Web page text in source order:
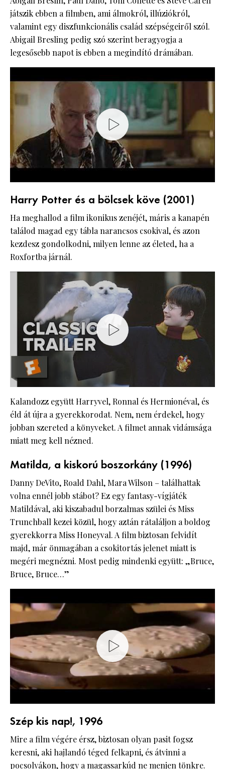
játszik ebben a filmben, ami álmokról, illúziókról,
valamint egy diszfunkcionális család szépségeiről szól.
Abigail Bresling pedig szó szerint beragyogja a
legesősebb napot is ebben a megindító drámában.
Harry Potter és a bölcsek köve (2001)
Ha meghallod a film ikonikus zenéjét, máris a kanapén
találod magad egy tábla narancsos csokival, és azon
kezdesz gondolkodni, milyen lenne az életed, ha a
Roxfortba járnál.
Kalandozz együtt Harryvel, Ronnal és Hermionéval, és
éld át újra a gyerekkorodat. Nem, nem érdekel, hogy
jobban szereted a könyveket. A filmet annak vidámsága
miatt meg kell nézned.
Matilda, a kiskorú boszorkány (1996)
Danny DeVito, Roald Dahl, Mara Wilson – találhattak
volna ennél jobb stábot? Ez egy fantasy-vígjáték
Matildával, aki kiszabadul borzalmas szülei és Miss
Trunchball kezei közül, hogy aztán rátaláljon a boldog
gyerekkorra Miss Honeyval. A film biztosan felvidít
majd, már önmagában a csokitortás jelenet miatt is
megéri megnézni. Most pedig mindenki együtt: „Bruce,
Bruce, Bruce…”
Szép kis nap!, 1996
Mire a film végére érsz, biztosan olyan pasit fogsz
keresni, aki hajlandó téged felkapni, és átvinni a
pocsolyákon, hogy a magassarkúd ne menjen tönkre.